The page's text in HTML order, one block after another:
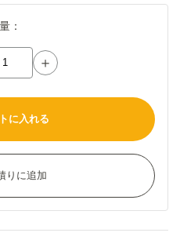
：
＋
に入れる
りに追加